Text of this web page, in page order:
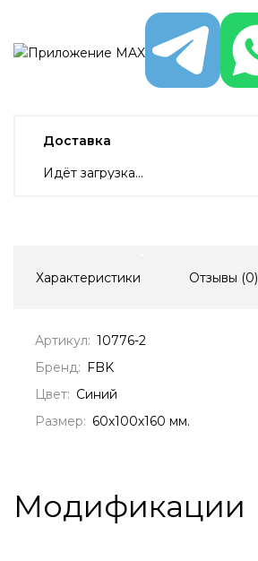
Доставка
Идёт загрузка...
Характеристики Отзывы (0)
Артикул: 10776-2
Бренд: FBK
Цвет: Синий
Размер: 60х100х160 мм.
Модификации